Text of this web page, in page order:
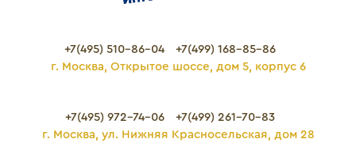
+7(495) 510-86-04
+7(499) 168-85-86
г. Москва, Открытое шоссе, дом 5, корпус 6
+7(495) 972-74-06
+7(499) 261-70-83
г. Москва, ул. Нижняя Красносельская, дом 28